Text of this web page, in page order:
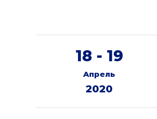
18 - 19
Апрель
2020